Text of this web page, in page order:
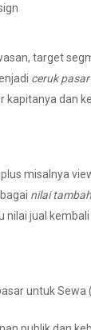
target
ceruk pasar
kapitanya dan
misalnya
nilai tambah
jual
untuk Sewa